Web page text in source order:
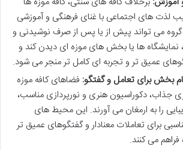
لذت های اجتماعی با غنای فرهنگی و آموزشی
گروه می تواند پیش از یا پس از صرف نوشیدنی و
نمایشگاه ها یا بخش های موزه ای دیدن کند و
عمیق تر و تجربه ای کامل تر منجر می شود.
بخش برای تعامل و گفتگو: فضاهای کافه موزه
جذاب، دکوراسیون هنری و نورپردازی مناسب،
را به ارمغان می آورند. این محیط های
برای تعاملات معنادار و گفتگوهای عمیق تر
می کنند.